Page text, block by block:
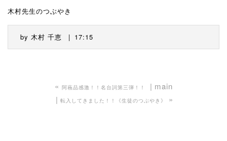
木村先生のつぶやき
by 木村 千恵 17:15
« 阿蘓品感激！！名台詞第三弾！！ main
転入してきました！！《生徒のつぶやき》 »